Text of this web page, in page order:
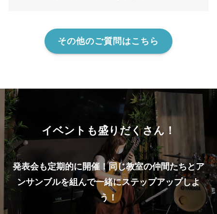
その他のご質問はこちら
イベントも盛りだくさん！
発表会も定期的に開催！同じ教室の仲間たちとア
ンサンブルを組んで一緒にステップアップしよ
う！